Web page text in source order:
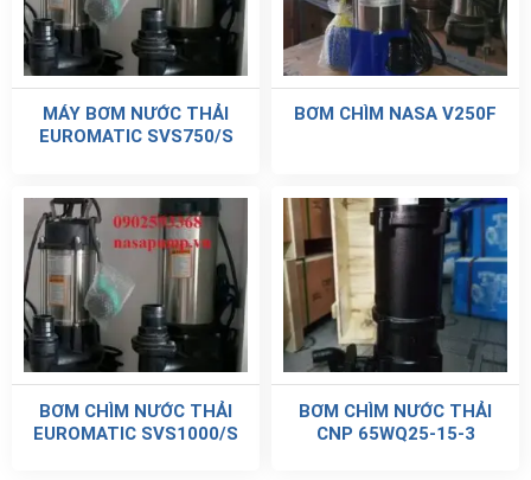
MÁY BƠM NƯỚC THẢI
EUROMATIC SVS750/S
BƠM CHÌM NASA V250F
BƠM CHÌM NƯỚC THẢI
EUROMATIC SVS1000/S
BƠM CHÌM NƯỚC THẢI
CNP 65WQ25-15-3